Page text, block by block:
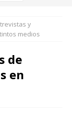
y
medios
de
en